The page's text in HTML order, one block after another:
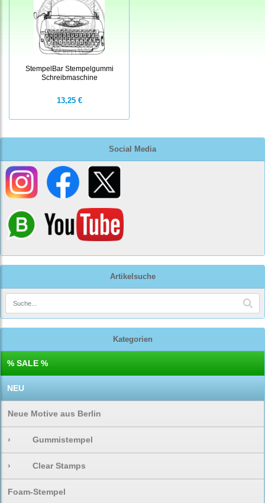
Social Media
Artikelsuche
Kategorien
% SALE %
NEU
Neue Motive aus Berlin
› Gummistempel
› Clear Stamps
Foam-Stempel
StempelBar Stempelgummi
Schreibmaschine
13,25 €